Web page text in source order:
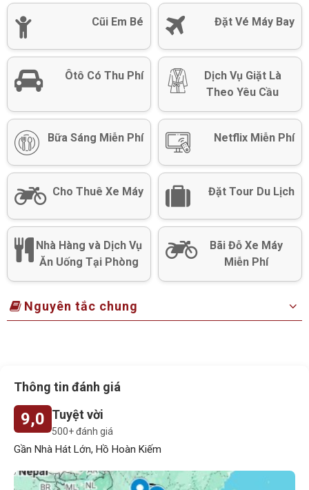
Cũi Em Bé Đặt Vé Máy Bay
Ôtô Có Thu Phí
Dịch Vụ Giặt Là
Theo Yêu Cầu
Bữa Sáng Miễn Phí Netflix Miễn Phí
Cho Thuê Xe Máy Đặt Tour Du Lịch
Nhà Hàng và Dịch Vụ
Ăn Uống Tại Phòng
Bãi Đỗ Xe Máy
Miễn Phí
Nguyên tắc chung
Thông tin đánh giá
9,0 Tuyệt vời
500+ đánh giá
Gần Nhà Hát Lớn, Hồ Hoàn Kiếm